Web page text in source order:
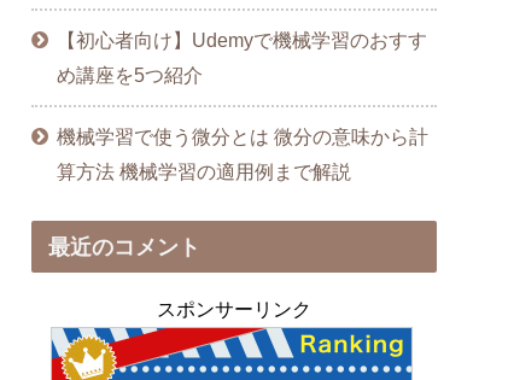
【初心者向け】Udemyで機械学習のおすす
め講座を5つ紹介
機械学習で使う微分とは 微分の意味から計
算方法 機械学習の適用例まで解説
最近のコメント
スポンサーリンク